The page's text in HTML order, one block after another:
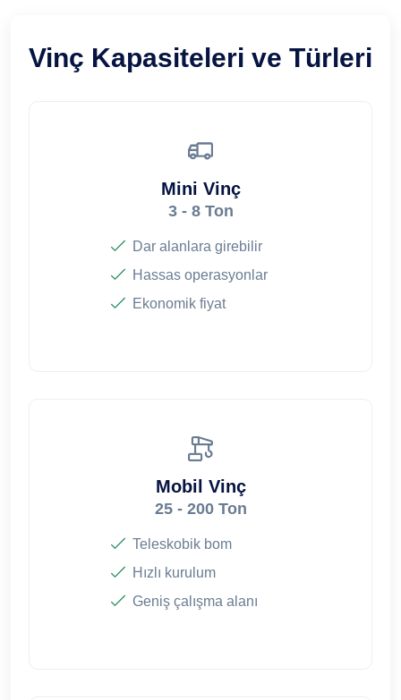
Vinç Kapasiteleri ve Türleri
Mini Vinç
3 - 8 Ton
Dar alanlara girebilir
Hassas operasyonlar
Ekonomik fiyat
Mobil Vinç
25 - 200 Ton
Teleskobik bom
Hızlı kurulum
Geniş çalışma alanı